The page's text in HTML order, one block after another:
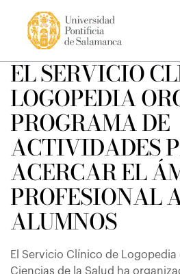
EL SERVICIO
LOGOPEDIA
PROGRAMA DE
ACTIVIDADES
ACERCAR EL
PROFESIONAL
ALUMNOS
El Servicio Clínico de
Ciencias de la Salud ha